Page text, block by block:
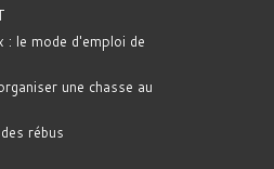
: le mode d'emploi de
une chasse au
rébus